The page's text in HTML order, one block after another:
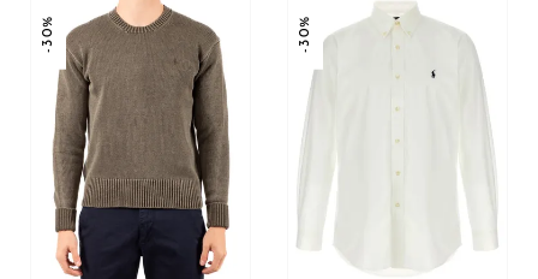
-30% -30%